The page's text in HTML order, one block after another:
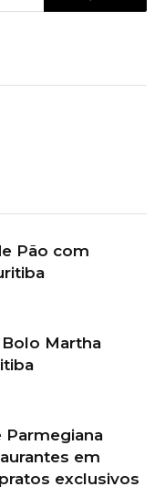
Pão com
Bolo Martha
Parmegiana
em
exclusivos